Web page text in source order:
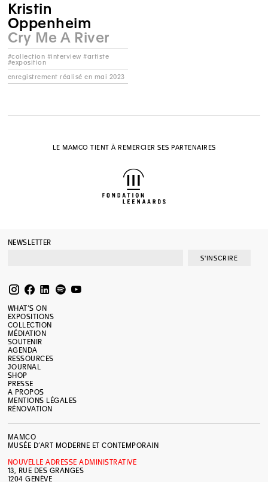
Kristin
Oppenheim
Cry Me A River
#collection #interview #artiste
#exposition
enregistrement réalisé en mai 2023
LE MAMCO TIENT À REMERCIER SES PARTENAIRES
NEWSLETTER
S'INSCRIRE
WHAT’S ON
EXPOSITIONS
COLLECTION
MÉDIATION
SOUTENIR
AGENDA
RESSOURCES
JOURNAL
SHOP
PRESSE
A PROPOS
MENTIONS LÉGALES
RÉNOVATION
MAMCO
MUSÉE D’ART MODERNE ET CONTEMPORAIN
NOUVELLE ADRESSE ADMINISTRATIVE
13, RUE DES GRANGES
1204 GENÈVE